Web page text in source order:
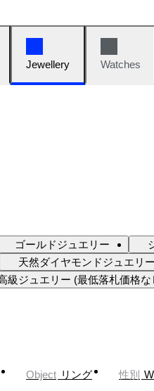
Jewellery Watches
ゴールドジュエリー
天然ダイヤモンドジュエリー
鑑定済み高級ジュエリー (最低落札価
Object リング 性別